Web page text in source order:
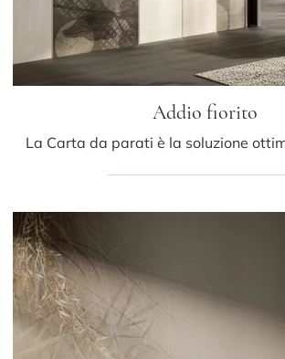
Addio fiorito